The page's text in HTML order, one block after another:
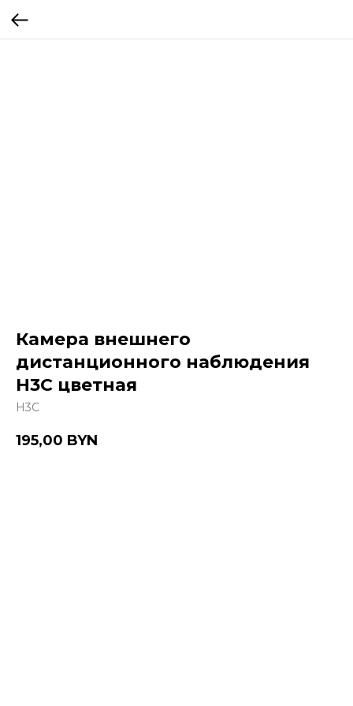
Камера внешнего
дистанционного наблюдения
H3С цветная
H3С
195,00 BYN